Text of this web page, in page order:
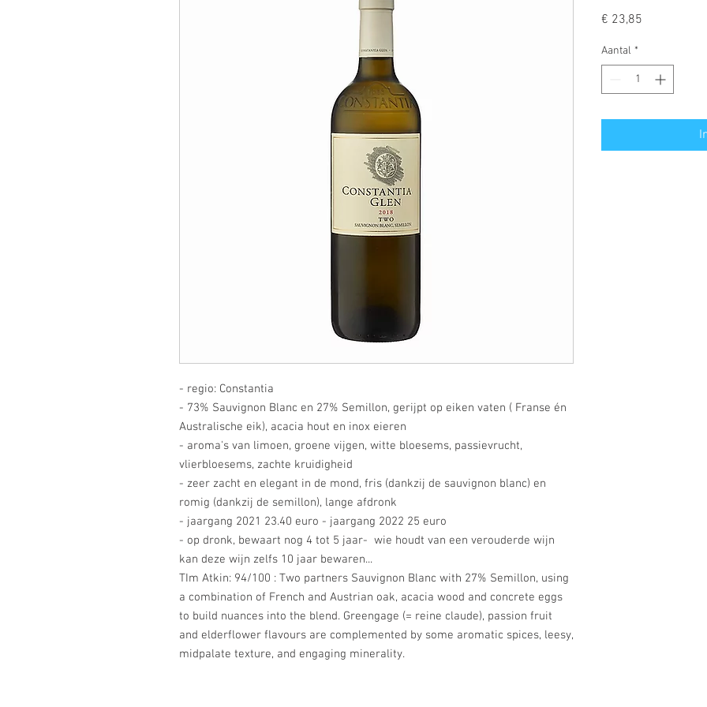
- regio: Constantia
- 73% Sauvignon Blanc en 27% Semillon, gerijpt op eiken vaten ( Franse én
Australische eik), acacia hout en inox eieren
- aroma's van limoen, groene vijgen, witte bloesems, passievrucht,
vlierbloesems, zachte kruidigheid
- zeer zacht en elegant in de mond, fris (dankzij de sauvignon blanc) en
romig (dankzij de semillon), lange afdronk
- jaargang 2021 23.40 euro - jaargang 2022 25 euro
- op dronk, bewaart nog 4 tot 5 jaar- wie houdt van een verouderde wijn
kan deze wijn zelfs 10 jaar bewaren...
TIm Atkin: 94/100 : Two partners Sauvignon Blanc with 27% Semillon, using
a combination of French and Austrian oak, acacia wood and concrete eggs
to build nuances into the blend. Greengage (= reine claude), passion fruit
and elderflower flavours are complemented by some aromatic spices, leesy,
midpalate texture, and engaging minerality.
€ 23,85
Aantal *